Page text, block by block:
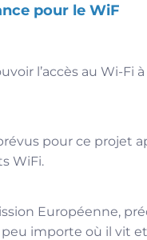
pour le WiF
l’accès au Wi-Fi
pour ce projet
WiFi.
Européenne,
importe où il vit